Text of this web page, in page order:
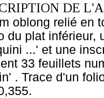
DE
oblong relié en
du plat inférieur,
...' et une
33 feuillets
. Trace d'un